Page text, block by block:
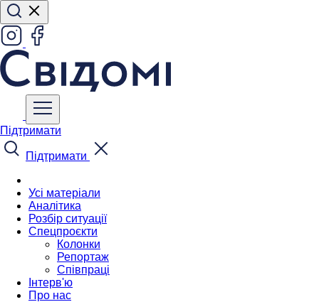
Підтримати
Підтримати
Усі матеріали
Аналітика
Розбір ситуації
Спецпроєкти
Колонки
Репортаж
Співпраці
Інтерв'ю
Про нас